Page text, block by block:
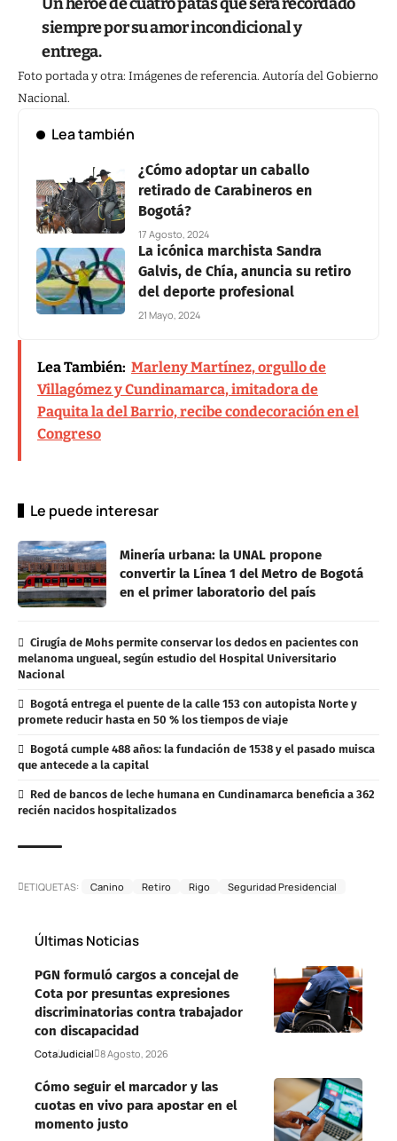
siempre por su amor incondicional y
entrega.
Foto portada y otra: Imágenes de referencia. Autoría del Gobierno
Nacional.
Lea también
¿Cómo adoptar un caballo
retirado de Carabineros en
Bogotá?
17 Agosto, 2024
La icónica marchista Sandra
Galvis, de Chía, anuncia su retiro
del deporte profesional
21 Mayo, 2024
Lea También: Marleny Martínez, orgullo de
Villagómez y Cundinamarca, imitadora de
Paquita la del Barrio, recibe condecoración en el
Congreso
Le puede interesar
Minería urbana: la UNAL propone
convertir la Línea 1 del Metro de Bogotá
en el primer laboratorio del país
Cirugía de Mohs permite conservar los dedos en pacientes con
melanoma ungueal, según estudio del Hospital Universitario
Nacional
Bogotá entrega el puente de la calle 153 con autopista Norte y
promete reducir hasta en 50 % los tiempos de viaje
Bogotá cumple 488 años: la fundación de 1538 y el pasado muisca
que antecede a la capital
Red de bancos de leche humana en Cundinamarca beneficia a 362
recién nacidos hospitalizados
ETIQUETAS: Canino Retiro Rigo Seguridad Presidencial
Últimas Noticias
PGN formuló cargos a concejal de
Cota por presuntas expresiones
discriminatorias contra trabajador
con discapacidad
CotaJudicial 8 Agosto, 2026
Cómo seguir el marcador y las
cuotas en vivo para apostar en el
momento justo